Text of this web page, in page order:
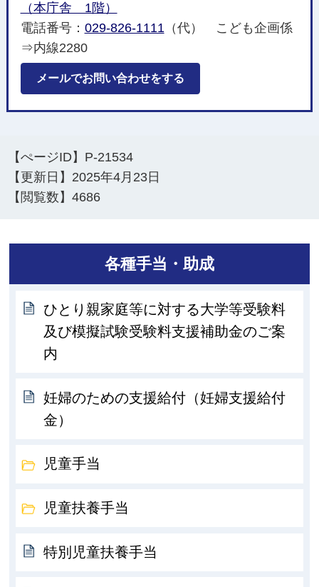
（本庁舎 1階）
電話番号： 029-826-1111（代） こども企画係
⇒内線2280
メールでお問い合わせをする
【ぺージID】 P-21534
【更新日】 2025年4月23日
【閲覧数】4686
各種手当・助成
ひとり親家庭等に対する大学等受験料
及び模擬試験受験料支援補助金のご案
内
妊婦のための支援給付（妊婦支援給付
金）
児童手当
児童扶養手当
特別児童扶養手当